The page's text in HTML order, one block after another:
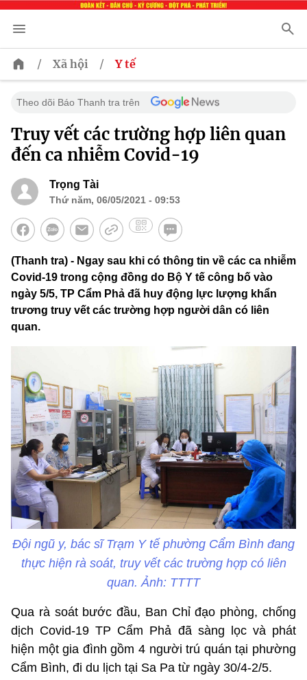
/ Xã hội / Y tế
Theo dõi Báo Thanh tra trên
Truy vết các trường hợp liên quan
đến ca nhiễm Covid-19
Trọng Tài
Thứ năm, 06/05/2021 - 09:53
(Thanh tra) - Ngay sau khi có thông tin về các ca nhiễm
Covid-19 trong cộng đồng do Bộ Y tế công bố vào
ngày 5/5, TP Cẩm Phả đã huy động lực lượng khẩn
trương truy vết các trường hợp người dân có liên
quan.​
Đội ngũ y, bác sĩ Trạm Y tế phường Cẩm Bình đang
thực hiện rà soát, truy vết các trường hợp có liên
quan. Ảnh: TTTT
Qua rà soát bước đầu, Ban Chỉ đạo phòng, chống
dịch Covid-19 TP Cẩm Phả đã sàng lọc và phát
hiện một gia đình gồm 4 người trú quán tại phường
Cẩm Bình, đi du lịch tại Sa Pa từ ngày 30/4-2/5.